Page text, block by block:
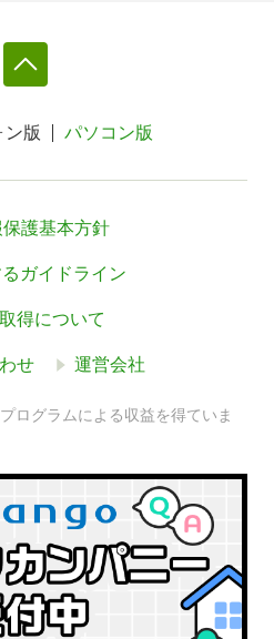
ン版 パソコン版
護基本方針
ガイドライン
得について
せ 運営会社
ログラムによる収益を得ていま